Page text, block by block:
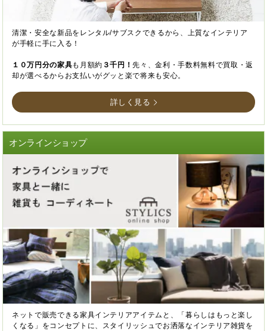
清潔・安全な新品をレンタル/サブスクできるから、上質なインテリア
が手軽に手に入る！
１０万円分の家具も月額約 ３千円！先々、金利・手数料無料で買取・返
却が選べるからお支払いがグッと楽で将来も安心。
詳しく見る
オンラインショップ
ネットで販売できる家具インテリアアイテムと、「暮らしはもっと楽し
くなる」をコンセプトに、スタイリッシュでお洒落なインテリア雑貨を